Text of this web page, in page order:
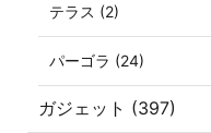
テラス (2)
パーゴラ (24)
ガジェット (397)